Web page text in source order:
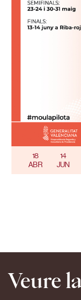
18
ABR
14
JUN
Veure